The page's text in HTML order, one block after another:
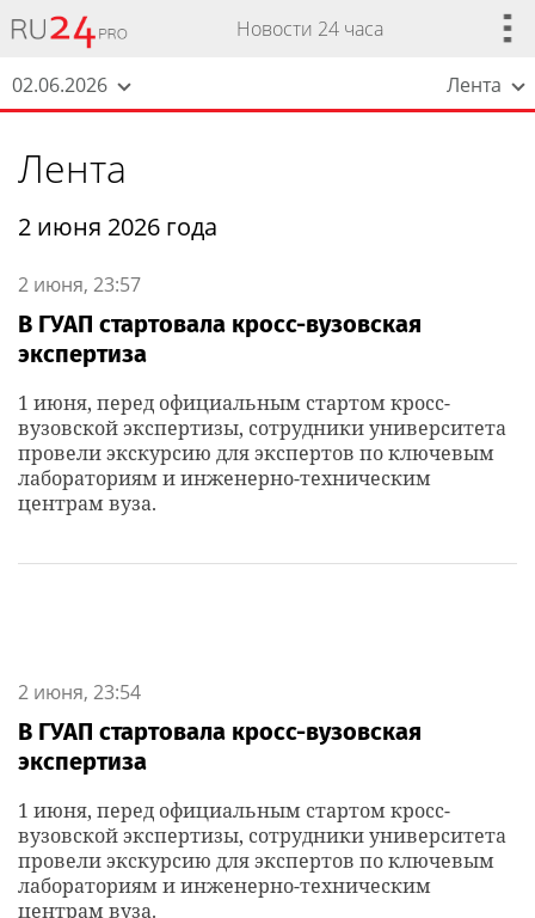
Новости 24 часа
02.06.2026 Лента
Лента
2 июня 2026 года
2 июня, 23:57
В ГУАП стартовала кросс-вузовская
экспертиза
1 июня, перед официальным стартом кросс-
вузовской экспертизы, сотрудники университета
провели экскурсию для экспертов по ключевым
лабораториям и инженерно-техническим
центрам вуза.
2 июня, 23:54
В ГУАП стартовала кросс-вузовская
экспертиза
1 июня, перед официальным стартом кросс-
вузовской экспертизы, сотрудники университета
провели экскурсию для экспертов по ключевым
лабораториям и инженерно-техническим
центрам вуза.